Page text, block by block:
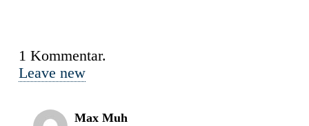
1 Kommentar.
Leave new
Max Muh